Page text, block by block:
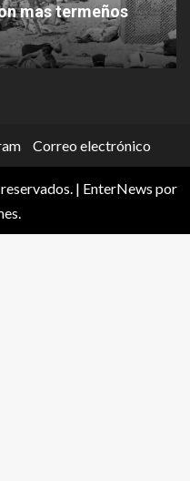
Cabo Savino” que
Correo electrónico
| EnterNews por